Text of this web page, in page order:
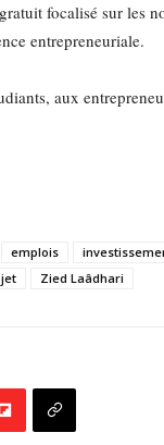
focalisé sur les
entrepreneuriale.
aux
emplois
Zied Laâdhari